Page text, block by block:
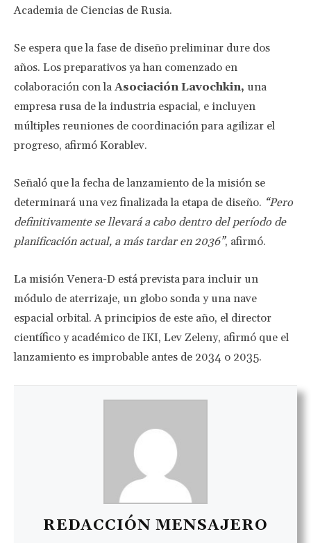
Academia de Ciencias de Rusia.
Se espera que la fase de diseño preliminar dure dos
años. Los preparativos ya han comenzado en
colaboración con la Asociación Lavochkin, una
empresa rusa de la industria espacial, e incluyen
múltiples reuniones de coordinación para agilizar el
progreso, afirmó Korablev.
Señaló que la fecha de lanzamiento de la misión se
determinará una vez finalizada la etapa de diseño. “Pero
definitivamente se llevará a cabo dentro del período de
planificación actual, a más tardar en 2036”, afirmó.
La misión Venera-D está prevista para incluir un
módulo de aterrizaje, un globo sonda y una nave
espacial orbital. A principios de este año, el director
científico y académico de IKI, Lev Zeleny, afirmó que el
lanzamiento es improbable antes de 2034 o 2035.
REDACCIÓN MENSAJERO